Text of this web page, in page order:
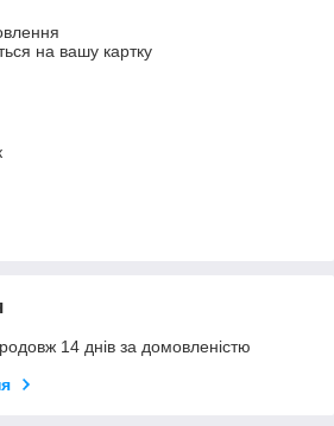
на вашу картку
14 днів за домовленістю